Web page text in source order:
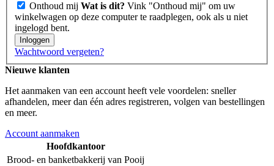
Onthoud mij Wat is dit? Vink "Onthoud mij" om uw
winkelwagen op deze computer te raadplegen, ook als u niet
ingelogd bent.
Inloggen
Wachtwoord vergeten?
Nieuwe klanten
Het aanmaken van een account heeft vele voordelen: sneller
afhandelen, meer dan één adres registreren, volgen van bestellingen
en meer.
Account aanmaken
Hoofdkantoor
Brood- en banketbakkerij van Pooij